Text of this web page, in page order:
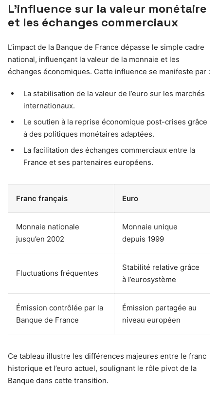
L’influence sur la valeur monétaire
et les échanges commerciaux
L’impact de la Banque de France dépasse le simple cadre
national, influençant la valeur de la monnaie et les
échanges économiques. Cette influence se manifeste par :
La stabilisation de la valeur de l’euro sur les marchés
internationaux.
Le soutien à la reprise économique post-crises grâce
à des politiques monétaires adaptées.
La facilitation des échanges commerciaux entre la
France et ses partenaires européens.
Franc français Euro
Monnaie nationale
jusqu’en 2002
Monnaie unique
depuis 1999
Fluctuations fréquentes
Stabilité relative grâce
à l’eurosystème
Émission contrôlée par la
Banque de France
Émission partagée au
niveau européen
Ce tableau illustre les différences majeures entre le franc
historique et l’euro actuel, soulignant le rôle pivot de la
Banque dans cette transition.